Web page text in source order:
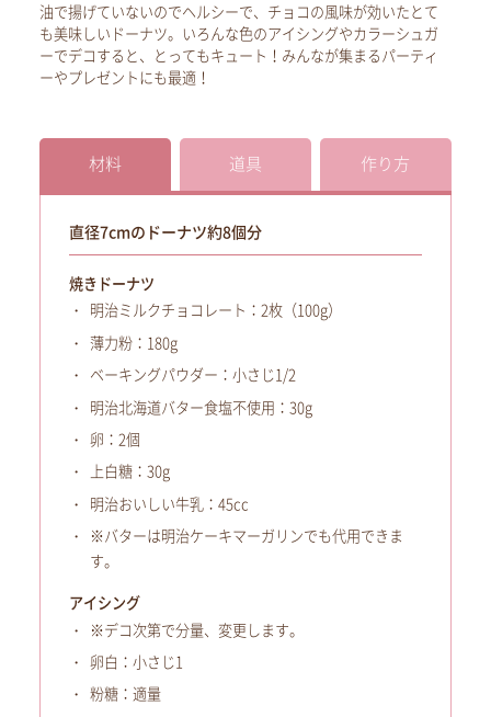
油で揚げていないのでヘルシーで、チョコの風味が効いたとて
も美味しいドーナツ。いろんな色のアイシングやカラーシュガ
ーでデコすると、とってもキュート！みんなが集まるパーティ
ーやプレゼントにも最適！
材料 道具 作り方
直径7cmのドーナツ約8個分
焼きドーナツ
明治ミルクチョコレート：2枚（100g）
薄力粉：180g
ベーキングパウダー：小さじ1/2
明治北海道バター食塩不使用：30g
卵：2個
上白糖：30g
明治おいしい牛乳：45cc
※バターは明治ケーキマーガリンでも代用できま
す。
アイシング
※デコ次第で分量、変更します。
卵白：小さじ1
粉糖：適量